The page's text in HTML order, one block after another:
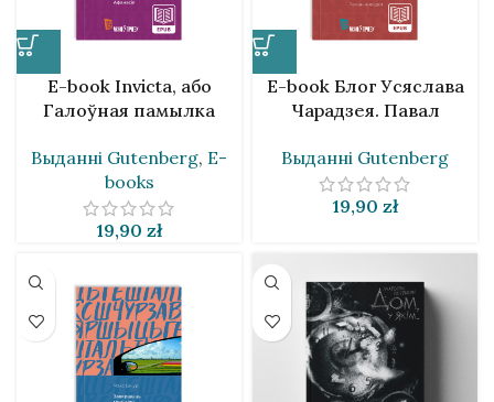
E-book Invicta, або
Галоўная памылка
Выданнi Gutenberg, E-
books
19,90 zł
E-book Блог Усяслава
Чарадзея. Павал
Выданнi Gutenberg
19,90 zł